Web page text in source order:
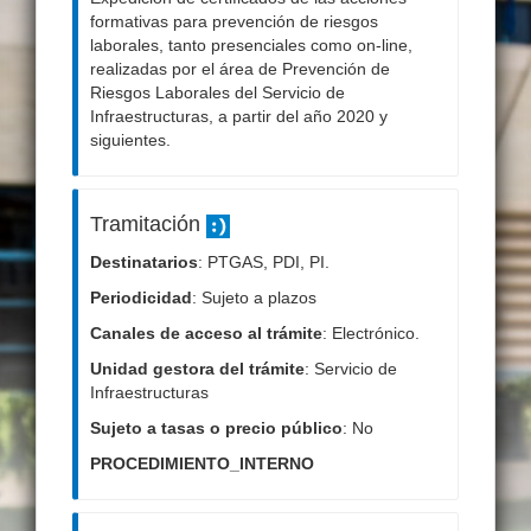
formativas para prevención de riesgos
laborales, tanto presenciales como on-line,
realizadas por el área de Prevención de
Riesgos Laborales del Servicio de
Infraestructuras, a partir del año 2020 y
siguientes.
Tramitación
Destinatarios: PTGAS, PDI, PI.
Periodicidad: Sujeto a plazos
Canales de acceso al trámite: Electrónico.
Unidad gestora del trámite: Servicio de
Infraestructuras
Sujeto a tasas o precio público: No
PROCEDIMIENTO_INTERNO